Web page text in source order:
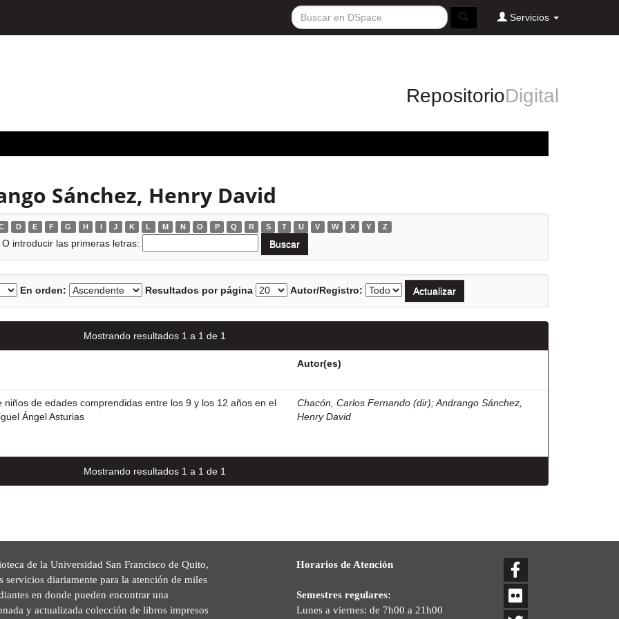
Servicios
RepositorioDigital
Sánchez, Henry David
D E F G H I J K L M N O P Q R S T U V W X Y Z
O introducir las primeras letras:
En orden: Resultados por página Autor/Registro:
Mostrando resultados 1 a 1 de 1
Autor(es)
niños de edades comprendidas entre los 9 y los 12 años en el
Ángel Asturias
Chacón, Carlos Fernando (dir);Andrango Sánchez,
Henry David
Mostrando resultados 1 a 1 de 1
de la Universidad San Francisco de Quito,
servicios diariamente para la atención de miles
en donde pueden encontrar una
y actualizada colección de libros impresos
Horarios de Atención
Semestres regulares:
Lunes a viernes: de 7h00 a 21h00